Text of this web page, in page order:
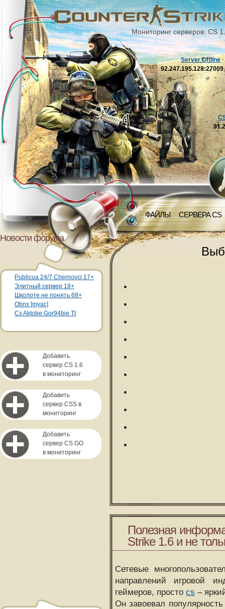
Мониторинг серверов: CS
ФАЙЛЫ СЕРВЕРА CS
Server Offline
92.247.195.128:27009
Новости форума
Publicua 24/7 Chernovci 17+
Элитный сервер 18+
Школоте не понять 68+
Obnx [myac]
Cs Aktobe Gor94bie Tt
Добавить
сервер CS 1.6
в мониторинг
Добавить
сервер CSS в
мониторинг
Добавить
сервер CS GO
в мониторинг
Полезная
Strike 1.6 и не
Сетевые
направлений игровой
геймеров, простоcs –
Он завоевал